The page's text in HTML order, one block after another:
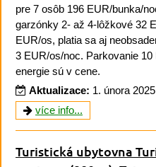
pre 7 osôb 196 EUR/bunka/
garzónky 2- až 4-lôžkové 32
EUR/os, platia sa aj
3 EUR/os/noc. Parkovanie
energie sú v cene.
Aktualizace: 1. února 2025
více info...
Turistická ubytovna